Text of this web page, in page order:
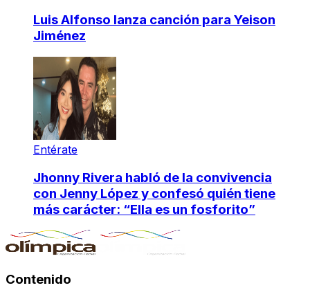
Luis Alfonso lanza canción para Yeison
Jiménez
Entérate
Jhonny Rivera habló de la convivencia
con Jenny López y confesó quién tiene
más carácter: “Ella es un fosforito”
Contenido